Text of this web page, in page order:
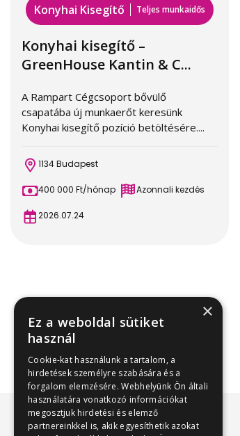
Konyhai Kisegítő Teljes munkaidős
Konyhai kisegítő –
GreenHouse Kantin & C...
A Rampart Cégcsoport bővülő
csapatába új munkaerőt keresünk
Konyhai kisegítő pozíció betöltésére....
1134 Budapest
400 000 Ft/hónap Azonnali kezdés
2026.07.24
×
Ez a weboldal sütiket
használ
Cookie-kat használunk a tartalom, a
hirdetések személyre szabására és a
forgalom elemzésére. Webhelyünk Ön általi
használatára vonatkozó információkat
megosztjuk hirdetési és elemző
partnereinkkel is, akik egyesíthetik azokat